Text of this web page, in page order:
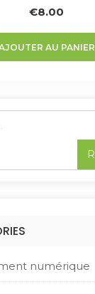
€8.00
AU PANIER
numérique